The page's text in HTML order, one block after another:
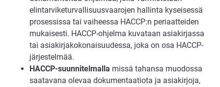
elintarviketurvallisuusvaarojen hallinta kyseisessä
prosessissa tai vaiheessa HACCP:n periaatteiden
mukaisesti. HACCP-ohjelma kuvataan asiakirjassa
tai asiakirjakokonaisuudessa, joka on osa HACCP-
järjestelmää.
HACCP-suunnitelmalla missä tahansa muodossa
saatavana olevaa dokumentaatiota ja asiakirjoja,